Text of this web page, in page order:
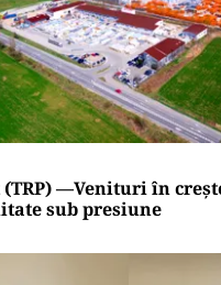
(TRP) —Venituri în
sub presiune